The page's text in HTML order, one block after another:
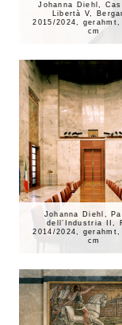
Johanna Diehl,
Libertà V,
2015/2024,
cm
Johanna Diehl,
dell’Industria II,
2014/2024,
cm